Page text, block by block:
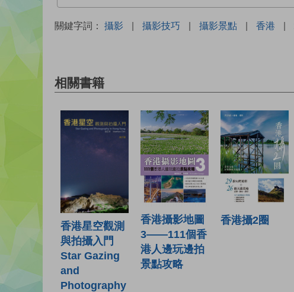
關鍵字詞： 攝影 | 攝影技巧 | 攝影景點 | 香港 |
相關書籍
香港星空觀測
與拍攝入門
Star Gazing
and
Photography
香港攝影地圖
3——111個香
港人邊玩邊拍
景點攻略
香港攝2圈